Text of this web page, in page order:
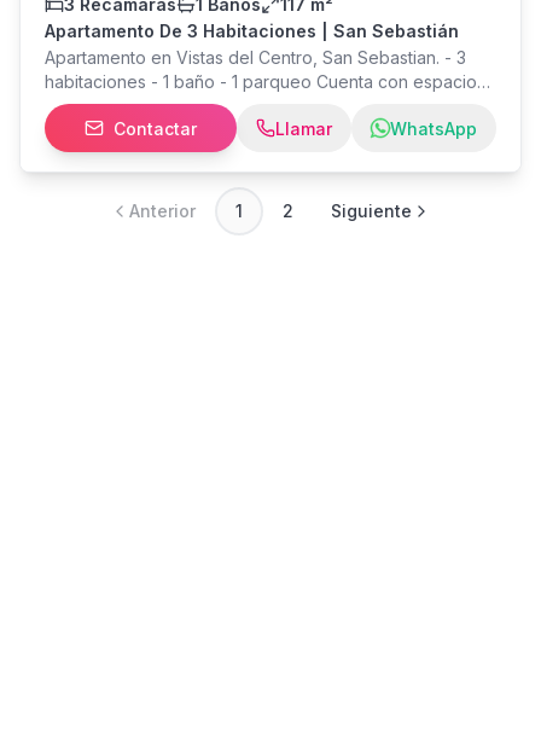
3 Recámaras
1 Baños
117 m²
Apartamento De 3 Habitaciones | San Sebastián
Apartamento en Vistas del Centro, San Sebastian. - 3
habitaciones - 1 baño - 1 parqueo Cuenta con espacio
de sala, comedor, área de lavandería y 3 cuartos. El
condominio ofrece area de bbq, salón multiusos, oficial
del seguridad 24-7, CCTV, elevador. Condominio Vista
del Centro, San Sebastian a tan solo unos minutos de
Walmart, con una excelente ubicación cerca de la
principales vías que llevan a San Jose centro, Escazú,
Contactar Llamar WhatsApp
Anterior 1 2 Siguiente